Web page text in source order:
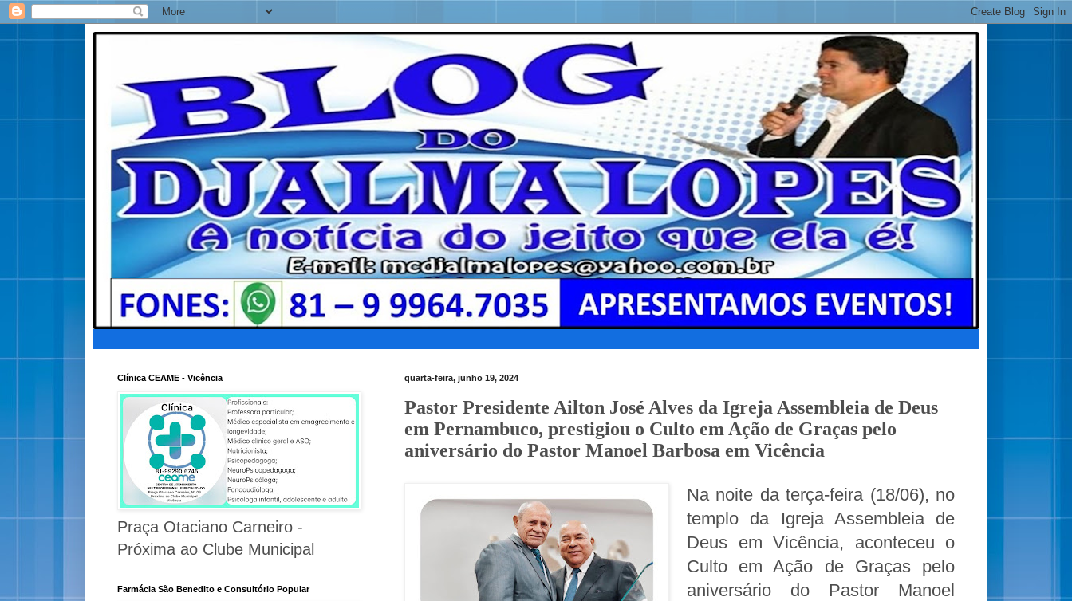
quarta-feira, junho 19, 2024
Pastor Presidente Ailton José Alves da Igreja Assembleia de Deus
em Pernambuco, prestigiou o Culto em Ação de Graças pelo
aniversário do Pastor Manoel Barbosa em Vicência
Na noite da terça-feira (18/06), no
templo da Igreja Assembleia de
Deus em Vicência, aconteceu o
Culto em Ação de Graças pelo
aniversário do Pastor Manoel
Clínica CEAME - Vicência
Praça Otaciano Carneiro -
Próxima ao Clube Municipal
Farmácia São Benedito e Consultório Popular